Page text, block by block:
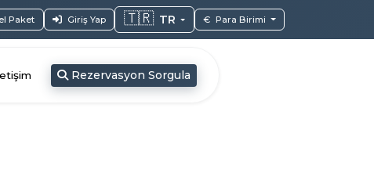
Paket Giriş Yap 🇹🇷 TR € Para Birimi
Rezervasyon Sorgula